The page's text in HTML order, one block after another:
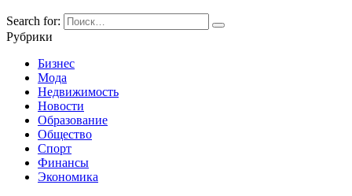
Search for:
Рубрики
Бизнес
Мода
Недвижимость
Новости
Образование
Общество
Спорт
Финансы
Экономика